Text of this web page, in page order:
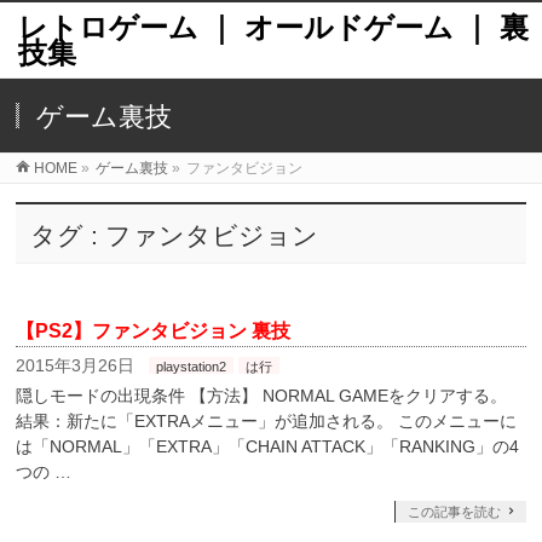
レトロゲーム ｜ オールドゲーム ｜ 裏
技集
ゲーム裏技
HOME » ゲーム裏技 » ファンタビジョン
タグ : ファンタビジョン
【PS2】ファンタビジョン 裏技
2015年3月26日 playstation2 は行
隠しモードの出現条件 【方法】 NORMAL GAMEをクリアする。
結果：新たに「EXTRAメニュー」が追加される。 このメニューに
は「NORMAL」「EXTRA」「CHAIN ATTACK」「RANKING」の4
つの …
この記事を読む